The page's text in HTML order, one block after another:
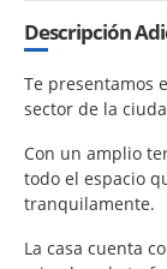
Descripción
Te presentamos
sector de la
Con un amplio
todo el espacio
tranquilamente.
La casa cuenta